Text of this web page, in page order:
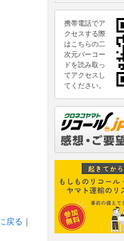
戻る
携帯電話でア
クセスする際
はこちらの二
次元バーコー
ドを読み取っ
てアクセスし
てください。